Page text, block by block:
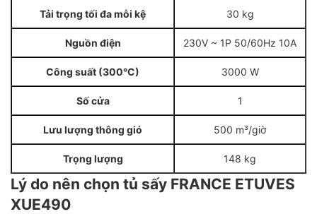
Tải trọng tối đa mỗi kệ 30 kg
Nguồn điện 230V ~ 1P 50/60Hz 10A
Công suất (300°C) 3000 W
Số cửa 1
Lưu lượng thông gió 500 m³/giờ
Trọng lượng 148 kg
Lý do nên chọn tủ sấy FRANCE ETUVES
XUE490